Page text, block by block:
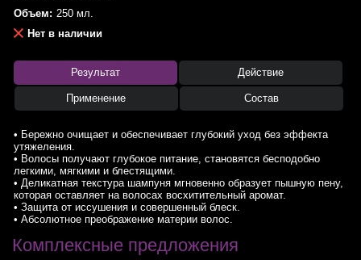
Объем: 250 мл.
Нет в наличии
Результат Действие
Применение Состав
• Бережно очищает и обеспечивает глубокий уход без эффекта
утяжеления.
• Волосы получают глубокое питание, становятся бесподобно
легкими, мягкими и блестящими.
• Деликатная текстура шампуня мгновенно образует пышную пену,
которая оставляет на волосах восхитительный аромат.
• Защита от иссушения и совершенный блеск.
• Абсолютное преображение материи волос.
Комплексные предложения